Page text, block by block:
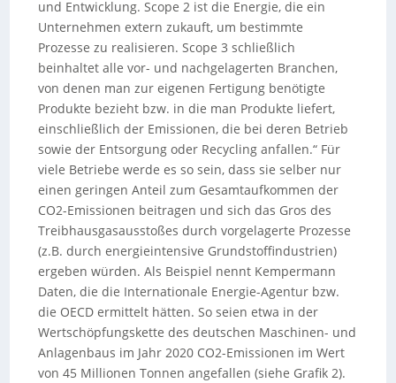
und Entwicklung. Scope 2 ist die Energie, die ein
Unternehmen extern zukauft, um bestimmte
Prozesse zu realisieren. Scope 3 schließlich
beinhaltet alle vor- und nachgelagerten Branchen,
von denen man zur eigenen Fertigung benötigte
Produkte bezieht bzw. in die man Produkte liefert,
einschließlich der Emissionen, die bei deren Betrieb
sowie der Entsorgung oder Recycling anfallen.“ Für
viele Betriebe werde es so sein, dass sie selber nur
einen geringen Anteil zum Gesamtaufkommen der
CO2-Emissionen beitragen und sich das Gros des
Treibhausgasausstoßes durch vorgelagerte Prozesse
(z.B. durch energieintensive Grundstoffindustrien)
ergeben würden. Als Beispiel nennt Kempermann
Daten, die die Internationale Energie-Agentur bzw.
die OECD ermittelt hätten. So seien etwa in der
Wertschöpfungskette des deutschen Maschinen- und
Anlagenbaus im Jahr 2020 CO2-Emissionen im Wert
von 45 Millionen Tonnen angefallen (siehe Grafik 2).